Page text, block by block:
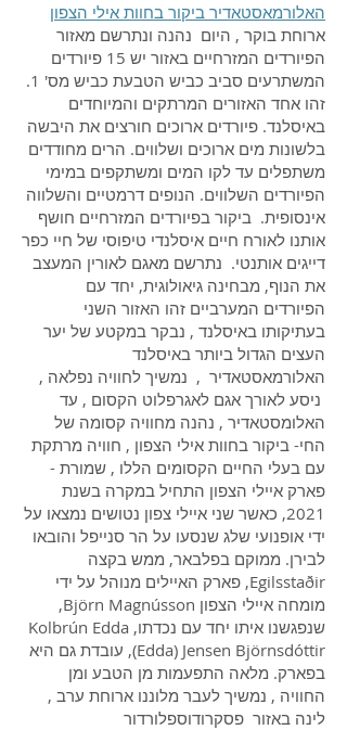
האלורמאסטאדיר ביקור בחוות אילי הצפון
ארוחת בוקר , היום נהנה ונתרשם מאזור
הפיורדים המזרחיים באזור יש 15 פיורדים
המשתרעים סביב כביש הטבעת כביש מס' 1.
זהו אחד האזורים המרתקים והמיוחדים
באיסלנד. פיורדים ארוכים חורצים את היבשה
בלשונות מים ארוכים ושלווים. הרים מחודדים
משתפלים עד לקו המים ומשתקפים במימי
הפיורדים השלווים. הנופים דרמטיים והשלווה
אינסופית. ביקור בפיורדים המזרחיים חושף
אותנו לאורח חיים איסלנדי טיפוסי של חיי כפר
דייגים אותנטי. נתרשם מאגם לאורין המעצב
את הנוף, מבחינה גיאולוגית, יחד עם
הפיורדים המערביים זהו האזור השני
בעתיקותו באיסלנד , נבקר במקטע של יער
העצים הגדול ביותר באיסלנד
האלורמאסטאדיר , נמשיך לחוויה נפלאה ,
ניסע לאורך אגם לאגרפלוט הקסום , עד
האלומסטאדיר , נהנה מחוויה קסומה של
החי- ביקור בחוות אילי הצפון , חוויה מרתקת
עם בעלי החיים הקסומים הללו , שמורת -
פארק איילי הצפון התחיל במקרה בשנת
2021, כאשר שני איילי צפון נטושים נמצאו על
ידי אופנועי שלג שנסעו על הר סנייפל והובאו
לבירן. ממוקם בפלבאר, ממש בקצה
Egilsstaðir, פארק האיילים מנוהל על ידי
מומחה איילי הצפון Björn Magnússon,
שנפגשנו איתו יחד עם נכדתו, Kolbrún Edda
(Edda) Jensen Björnsdóttir, עובדת גם היא
בפארק. מלאה התפעמות מן הטבע ומן
החוויה , נמשיך לעבר מלוננו ארוחת ערב ,
לינה באזור פסקרודוספלורדור